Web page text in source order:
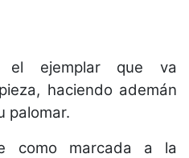
el ejemplar que va
haciendo ademán
palomar.
como marcada a la